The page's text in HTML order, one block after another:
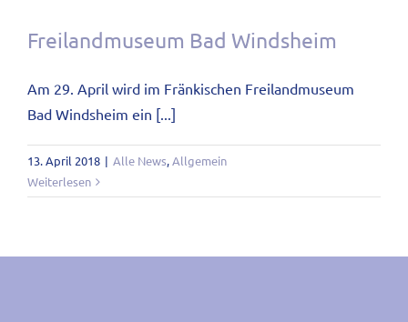
Freilandmuseum Bad Windsheim
Am 29. April wird im Fränkischen Freilandmuseum
Bad Windsheim ein [...]
13. April 2018 | Alle News,Allgemein
Weiterlesen